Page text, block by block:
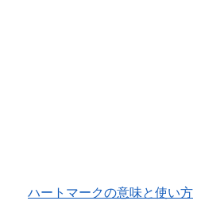
ハートマークの意味と使い方